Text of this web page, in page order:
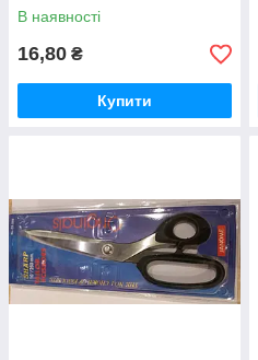
В наявності
16,80 ₴
Купити